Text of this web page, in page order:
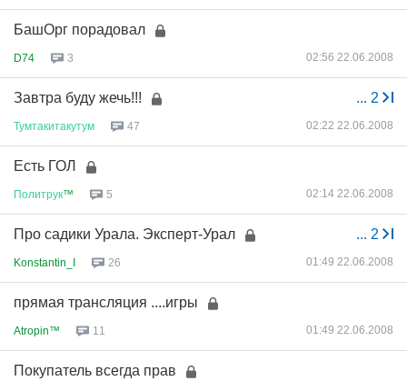
БашОрг порадовал
D74 3 02:56 22.06.2008
... 2
Завтра буду жечь!!!
Тумтакитакутум 47 02:22 22.06.2008
Есть ГОЛ
Политрук™ 5 02:14 22.06.2008
... 2
Про садики Урала. Эксперт-Урал
Konstantin_I 26 01:49 22.06.2008
прямая трансляция ....игры
Atropin™ 11 01:49 22.06.2008
Покупатель всегда прав